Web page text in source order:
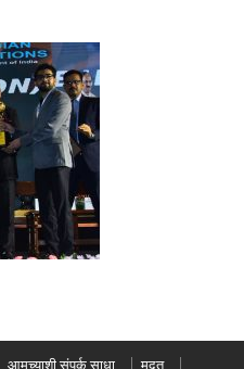
आमच्याशी संपर्क साधा मदत